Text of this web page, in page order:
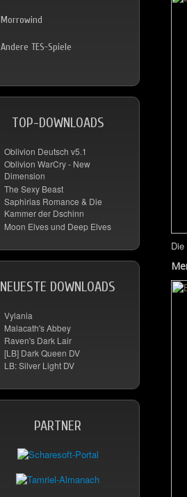
Morrowind
Andere TES-Spiele
TOP-DOWNLOADS
Oblivion Deutsch v5.1
Oblivion WarCry - New
Dimension
The Sexy Beast
Saphirias Romance & Die
Kammer der Dschinn
Moon Elves und Deep Elves
NEUESTE DOWNLOADS
Vylania
Malacath's Abbey
Raven's Dark Lair
[LB] Dark Queen DV
LB: Silver Light DV
PARTNER